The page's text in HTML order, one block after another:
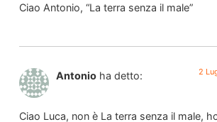
Ciao Antonio, “La terra senza il male”
Antonio ha detto: 2
Ciao Luca, non è La terra senza il male,